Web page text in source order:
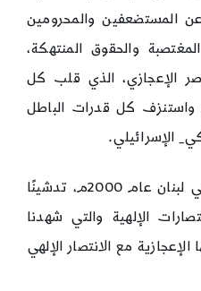
المستضعفين والمحرومين
والحقوق المنتهكة،
الإعجازي، الذي قلب كل
واستنزف كل قدرات الباطل
– الإسرائيلي.
فكان انتصار الرحمة الإلهية في لبنان عام 2000م، تدشينًا
الإلهية والتي شهدنا
مع الانتصار الإلهي